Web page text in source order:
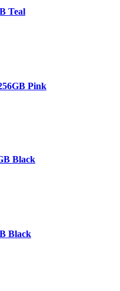
Teal
Pink
Black
Black